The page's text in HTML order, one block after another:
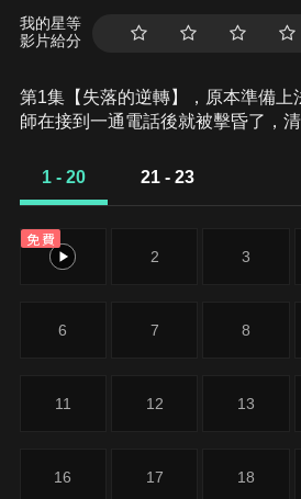
我的星等
影片給分
第1集【失落的逆轉】，原本準備上
師在接到一通電話後就被擊昏了，
釋後，才大約知道要為她辯護，原
1 - 20 21 - 23
免費
1 2 3
6 7 8
11 12 13
16 17 18